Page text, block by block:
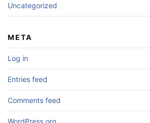
Uncategorized
META
Log in
Entries feed
Comments feed
WordPress.org